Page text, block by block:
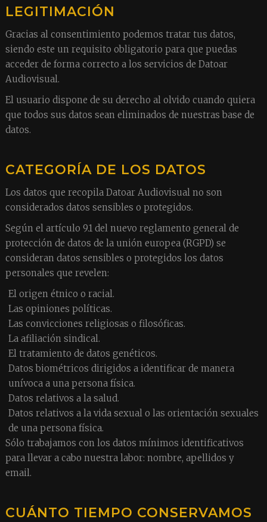
LEGITIMACIÓN
Gracias al consentimiento podemos tratar tus datos,
siendo este un requisito obligatorio para que puedas
acceder de forma correcto a los servicios de Datoar
Audiovisual.
El usuario dispone de su derecho al olvido cuando quiera
que todos sus datos sean eliminados de nuestras base de
datos.
CATEGORÍA DE LOS DATOS
Los datos que recopila Datoar Audiovisual no son
considerados datos sensibles o protegidos.
Según el artículo 9.1 del nuevo reglamento general de
protección de datos de la unión europea (RGPD) se
consideran datos sensibles o protegidos los datos
personales que revelen:
El origen étnico o racial.
Las opiniones políticas.
Las convicciones religiosas o filosóficas.
La afiliación sindical.
El tratamiento de datos genéticos.
Datos biométricos dirigidos a identificar de manera
unívoca a una persona física.
Datos relativos a la salud.
Datos relativos a la vida sexual o las orientación sexuales
de una persona física.
Sólo trabajamos con los datos mínimos identificativos
para llevar a cabo nuestra labor: nombre, apellidos y
email.
CUÁNTO TIEMPO CONSERVAMOS